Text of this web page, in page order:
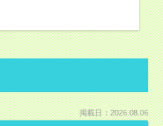
掲載日：2026.08.06